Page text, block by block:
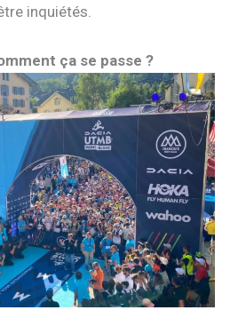
inquiétés.
ça se passe ?